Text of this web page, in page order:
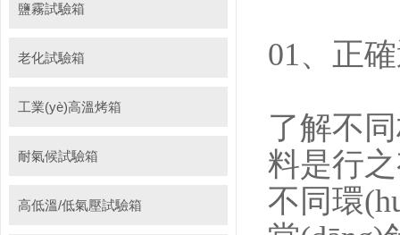
鹽霧試驗箱
老化試驗箱
工業(yè)高溫烤箱
耐氣候試驗箱
高低溫/低氣壓試驗箱
01、
了解不同
料是行之
不同環